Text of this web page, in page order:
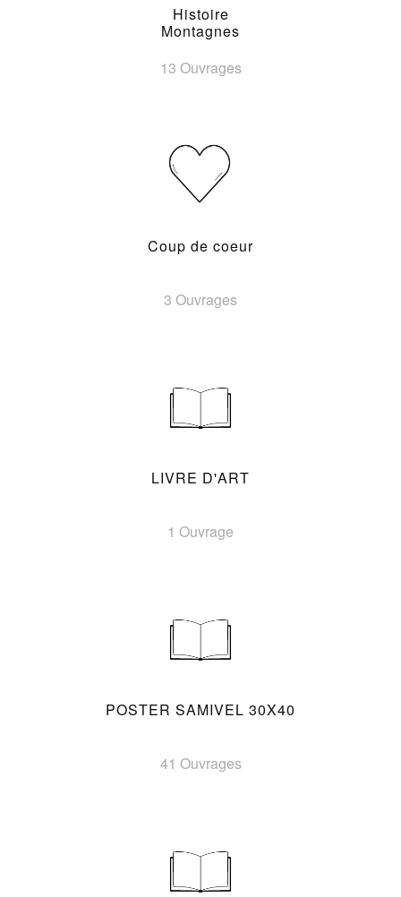
Histoire
Montagnes
13 Ouvrages
Coup de coeur
3 Ouvrages
LIVRE D'ART
1 Ouvrage
POSTER SAMIVEL 30X40
41 Ouvrages